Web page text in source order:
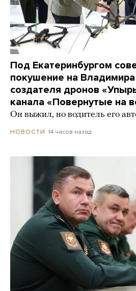
Под Екатеринбургом
покушение на
создателя дронов
канала «Повернутые на
Он выжил, но водитель его
НОВОСТИ 14 часов назад